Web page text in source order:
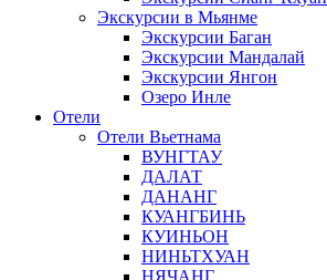
Экскурсии в Мьянме
Экскурсии Баган
Экскурсии Мандалай
Экскурсии Янгон
Озеро Инле
Отели
Отели Вьетнама
ВУНГТАУ
ДАЛАТ
ДАНАНГ
КУАНГБИНЬ
КУИНЬОН
НИНЬТХУАН
НЯЧАНГ